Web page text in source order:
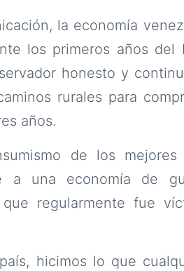
la economía
los primeros años del
honesto y
rurales para
años.
de los mejores
a una economía de
regularmente fue
hicimos lo que